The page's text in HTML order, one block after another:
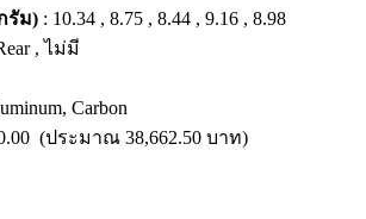
รัม) : 10.34 , 8.75 , 8.44 , 9.16 , 8.98
, ไม่มี
Carbon
(ประมาณ 38,662.50 บาท)